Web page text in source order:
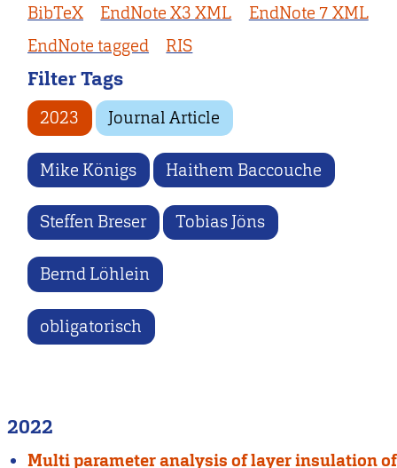
BibTeX EndNote X3 XML
EndNote 7 XML
EndNote tagged
RIS
Filter Tags
2023 Journal Article
Mike Königs Haithem Baccouche
Steffen Breser Tobias Jöns
Bernd Löhlein
obligatorisch
2022
Multi parameter analysis of layer insulation of